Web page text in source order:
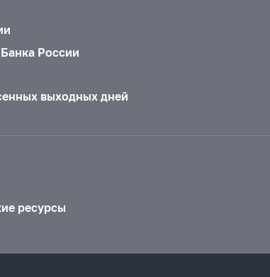
России
выходных дней
ресурсы